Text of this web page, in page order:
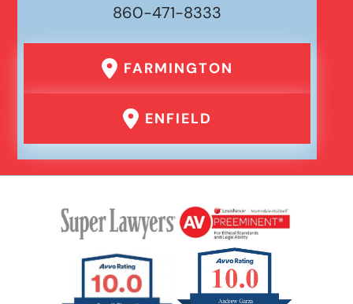
860-471-8333
FARMINGTON
ENFIELD